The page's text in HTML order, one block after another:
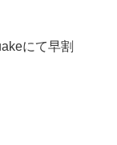
にて早割